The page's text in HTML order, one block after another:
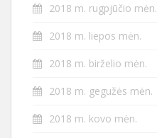
2018 m. rugpjūčio mėn.
2018 m. liepos mėn.
2018 m. birželio mėn.
2018 m. gegužės mėn.
2018 m. kovo mėn.